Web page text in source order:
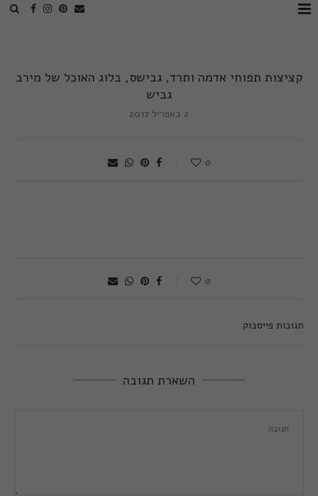
קציצות תפוחי אדמה ותרד, גבישס, בלוג האוכל של מירב
גביש
2 באפריל 2017
0
0
תגובות פייסבוק
השארת תגובה